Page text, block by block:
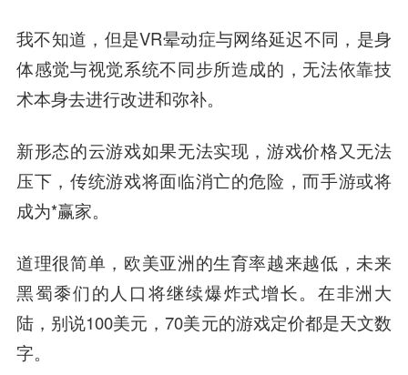
我不知道，但是VR晕动症与网络延迟不同，是身
体感觉与视觉系统不同步所造成的，无法依靠技
术本身去进行改进和弥补。
新形态的云游戏如果无法实现，游戏价格又无法
压下，传统游戏将面临消亡的危险，而手游或将
成为*赢家。
道理很简单，欧美亚洲的生育率越来越低，未来
黑蜀黍们的人口将继续爆炸式增长。在非洲大
陆，别说100美元，70美元的游戏定价都是天文数
字。